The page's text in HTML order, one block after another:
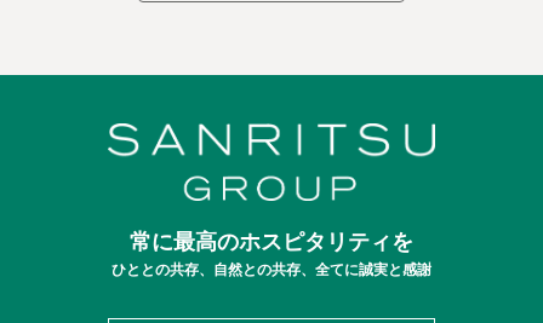
常に最高のホスピタリティを
ひととの共存、自然との共存、全てに誠実と感謝